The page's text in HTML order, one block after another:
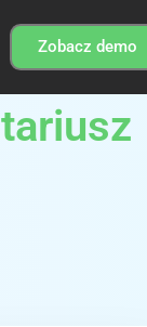
Zobacz demo